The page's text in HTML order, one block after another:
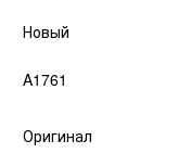
Новый
A1761
Оригинал